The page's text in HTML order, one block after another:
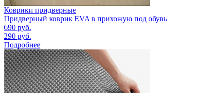
Коврики придверные
Придверный коврик EVA в прихожую под обувь
690 руб.
290 руб.
Подробнее